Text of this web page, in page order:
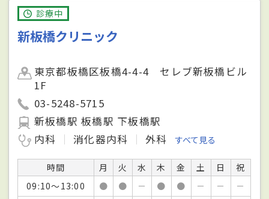
診療中
新板橋クリニック
東京都板橋区板橋4-4-4 セレブ新板橋ビル
1F
03-5248-5715
新板橋駅 板橋駅 下板橋駅
内科
消化器内科 外科 すべて見る
時間 月 火 水 木 金 土 日
祝
09:10～13:00
● ● － ● ● － －
－